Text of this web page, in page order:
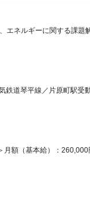
エネルギーに関する課題
鉄道琴平線／片原町駅受
月額（基本給）：260,000